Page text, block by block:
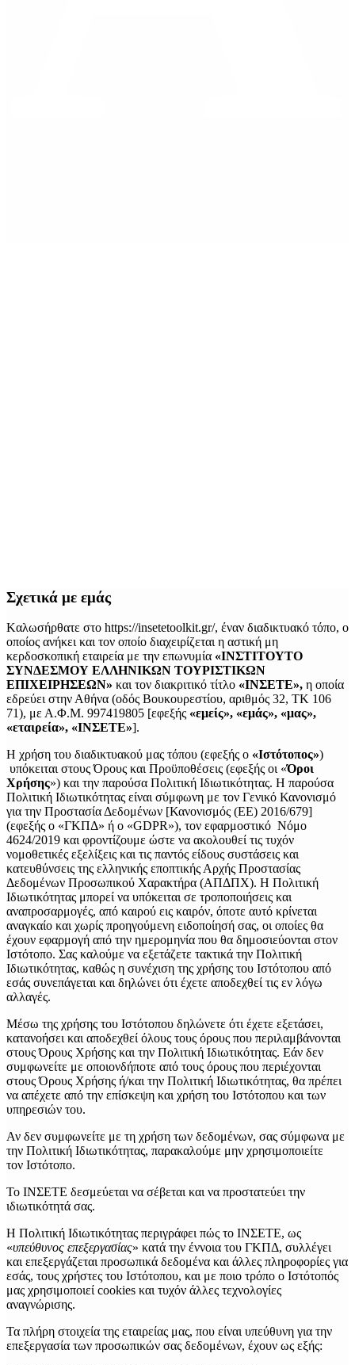
Σχετικά με εμάς
Kαλωσήρθατε στο https://insetetoolkit.gr/, έναν διαδικτυακό τόπο, ο
οποίος ανήκει και τον οποίο διαχειρίζεται η αστική μη
κερδοσκοπική εταιρεία με την επωνυμία «ΙΝΣΤΙΤΟΥΤΟ
ΣΥΝΔΕΣΜΟΥ ΕΛΛΗΝΙΚΩΝ ΤΟΥΡΙΣΤΙΚΩΝ
ΕΠΙΧΕΙΡΗΣΕΩΝ» και τον διακριτικό τίτλο «ΙΝΣΕΤΕ», η οποία
εδρεύει στην Αθήνα (οδός Βουκουρεστίου, αριθμός 32, ΤΚ 106
71), με Α.Φ.Μ. 997419805 [εφεξής «εμείς», «εμάς», «μας»,
«εταιρεία», «ΙΝΣΕΤΕ»].
Η χρήση του διαδικτυακού μας τόπου (εφεξής ο «Ιστότοπος»)
υπόκειται στους Όρους και Προϋποθέσεις (εφεξής οι «Όροι
Χρήσης») και την παρούσα Πολιτική Ιδιωτικότητας. Η παρούσα
Πολιτική Ιδιωτικότητας είναι σύμφωνη με τον Γενικό Κανονισμό
για την Προστασία Δεδομένων [Κανονισμός (ΕΕ) 2016/679]
(εφεξής ο «ΓΚΠΔ» ή ο «GDPR»), τον εφαρμοστικό Νόμο
4624/2019 και φροντίζουμε ώστε να ακολουθεί τις τυχόν
νομοθετικές εξελίξεις και τις παντός είδους συστάσεις και
κατευθύνσεις της ελληνικής εποπτικής Αρχής Προστασίας
Δεδομένων Προσωπικού Χαρακτήρα (ΑΠΔΠΧ). Η Πολιτική
Ιδιωτικότητας μπορεί να υπόκειται σε τροποποιήσεις και
αναπροσαρμογές, από καιρού εις καιρόν, όποτε αυτό κρίνεται
αναγκαίο και χωρίς προηγούμενη ειδοποίησή σας, οι οποίες θα
έχουν εφαρμογή από την ημερομηνία που θα δημοσιεύονται στον
Ιστότοπο. Σας καλούμε να εξετάζετε τακτικά την Πολιτική
Ιδιωτικότητας, καθώς η συνέχιση της χρήσης του Ιστότοπου από
εσάς συνεπάγεται και δηλώνει ότι έχετε αποδεχθεί τις εν λόγω
αλλαγές.
Μέσω της χρήσης του Ιστότοπου δηλώνετε ότι έχετε εξετάσει,
κατανοήσει και αποδεχθεί όλους τους όρους που περιλαμβάνονται
στους Όρους Χρήσης και την Πολιτική Ιδιωτικότητας. Εάν δεν
συμφωνείτε με οποιονδήποτε από τους όρους που περιέχονται
στους Όρους Χρήσης ή/και την Πολιτική Ιδιωτικότητας, θα πρέπει
να απέχετε από την επίσκεψη και χρήση του Ιστότοπου και των
υπηρεσιών του.
Αν δεν συμφωνείτε με τη χρήση των δεδομένων, σας σύμφωνα με
την Πολιτική Ιδιωτικότητας, παρακαλούμε μην χρησιμοποιείτε
τον Iστότοπο.
Το ΙΝΣΕΤΕ δεσμεύεται να σέβεται και να προστατεύει την
ιδιωτικότητά σας.
Η Πολιτική Ιδιωτικότητας περιγράφει πώς το ΙΝΣΕΤΕ, ως
«υπεύθυνος επεξεργασίας» κατά την έννοια του ΓΚΠΔ, συλλέγει
και επεξεργάζεται προσωπικά δεδομένα και άλλες πληροφορίες για
εσάς, τους χρήστες του Ιστότοπου, και με ποιο τρόπο ο Ιστότοπός
μας χρησιμοποιεί cookies και τυχόν άλλες τεχνολογίες
αναγνώρισης.
Τα πλήρη στοιχεία της εταιρείας μας, που είναι υπεύθυνη για την
επεξεργασία των προσωπικών σας δεδομένων, έχουν ως εξής: